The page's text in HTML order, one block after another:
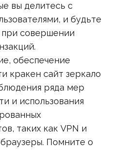
вы делитесь с
и будьте
совершении
обеспечение
кракен сайт зеркало
ряда мер
и использования
таких как VPN и
Помните о